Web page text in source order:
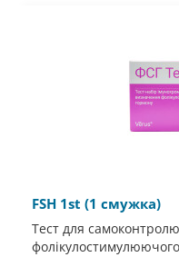
FSH 1st (1 смужка)
Тест для